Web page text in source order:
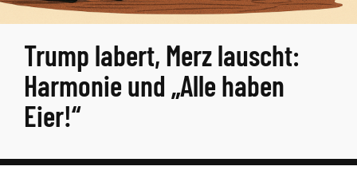
Trump labert, Merz lauscht:
Harmonie und „Alle haben
Eier!“